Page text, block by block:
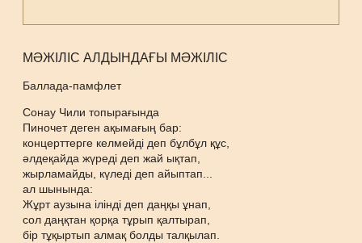
МӘЖІЛІС АЛДЫНДАҒЫ МӘЖІЛІС
Баллада-памфлет
Сонау Чили топырағында
Пиночет деген ақымағың бар:
концерттерге келмейді деп бұлбұл құс,
әлдеқайда жүреді деп жай ықтап,
жырламайды, күледі деп айыптап...
ал шынында:
Жұрт аузына ілінді деп даңқы ұнап,
сол даңқтан қорқа тұрып қалтырап,
бір тұқыртып алмақ болды талқылап.